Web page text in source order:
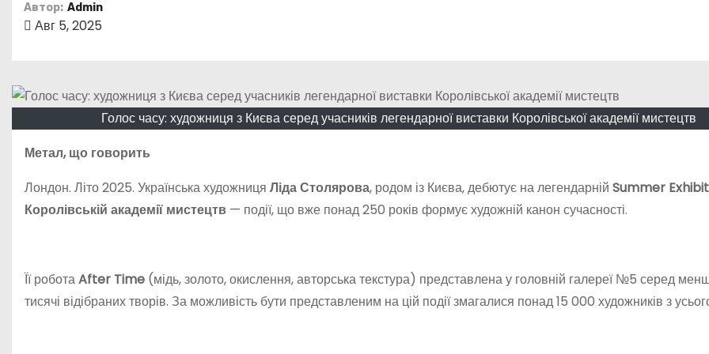
Автор: Admin
Авг 5, 2025
Голос часу: художниця з Києва серед учасників легендарної виставки Королівської академії мистецтв
Метал,що говорить
Лондон. Літо 2025. Українська художниця Ліда Столярова, родом із Києва, дебютує на легендарній Summer
Королівській академії мистецтв — події, що вже понад 250 років формує художній канон сучасності.
Її роботаAfter Time (мідь, золото, окислення, авторська текстура) представлена у головній галереї №5 серед
тисячі відібраних творів. За можливість бути представленим на цій події змагалися понад 15 000 художників з